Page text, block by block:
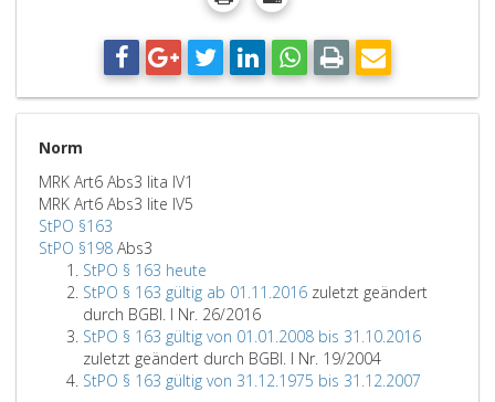
Norm
MRK Art6 Abs3 lita IV1
MRK Art6 Abs3 lite IV5
StPO §163
StPO §198 Abs3
StPO § 163 heute
StPO § 163 gültig ab 01.11.2016 zuletzt geändert
durch BGBl. I Nr. 26/2016
StPO § 163 gültig von 01.01.2008 bis 31.10.2016
zuletzt geändert durch BGBl. I Nr. 19/2004
StPO § 163 gültig von 31.12.1975 bis 31.12.2007